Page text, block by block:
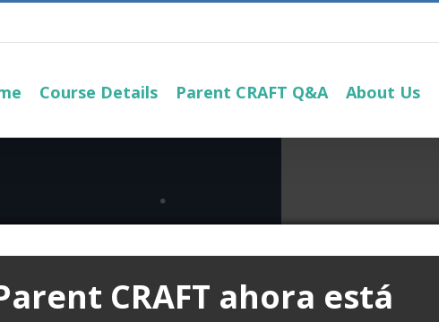
Course Details Parent CRAFT Q&A About Us
CRAFT ahora está